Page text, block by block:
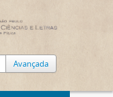
Avançada